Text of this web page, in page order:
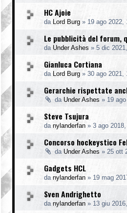
HC Ajoie
da Lord Burg » 19 ago 2022,
Le pubblicità del forum,
da Under Ashes » 5 dic
Gianluca Cortiana
da Lord Burg » 30 ago 2021,
Gerarchie rispettate
da Under Ashes » 19
Steve Tsujura
da nylanderfan » 3 ago
Concorso hockeystico
da Under Ashes » 25 ott
Gadgets HCL
da nylanderfan » 19 mag
Sven Andrighetto
da nylanderfan » 13 giu